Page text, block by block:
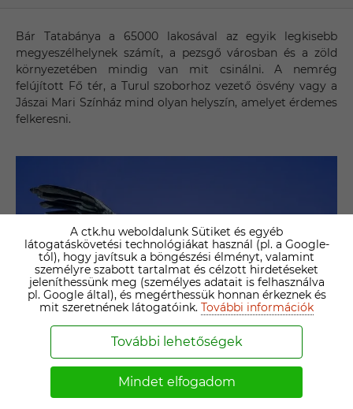
Bár Tatabánya a 65000 lakosával az egyik legkisebb
megyeszélhelynek számít, a pezsgő városban és a zöld
környezetében mindig van mit csinálni. A nemrég
felújított Fő tér, a Turul szoborhoz vezető ösvény vagy a
Jászai Mari Színház mind olyan helyszín, amelyet érdemes
felkeresni.
A ctk.hu weboldalunk Sütiket és egyéb
látogatáskövetési technológiákat használ (pl. a Google-
tól), hogy javítsuk a böngészési élményt, valamint
személyre szabott tartalmat és célzott hirdetéseket
jeleníthessünk meg (személyes adatait is felhasználva
pl. Google által), és megérthessük honnan érkeznek és
mit szeretnének látogatóink. További információk
További lehetőségek
Mindet elfogadom